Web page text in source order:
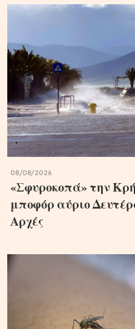
08/08/2026
«Σφυροκοπά» την
μποφόρ αύριο
Αρχές